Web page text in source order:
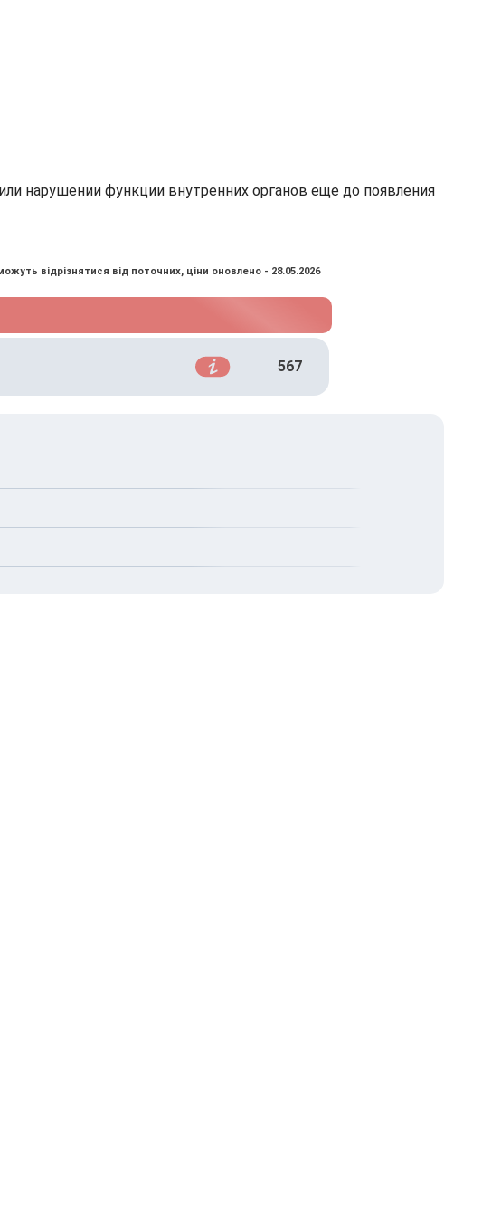
нарушении функции внутренних органов еще до появления
відрізнятися від поточних, ціни оновлено - 28.05.2026
567